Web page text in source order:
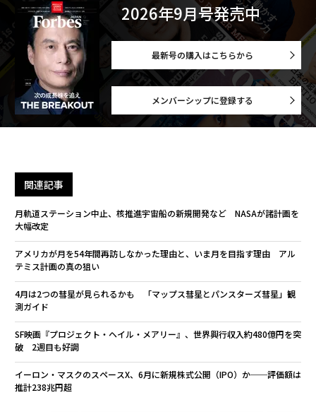
2026年9月号発売中
最新号の購入はこちらから
メンバーシップに登録する
関連記事
月軌道ステーション中止、核推進宇宙船の新規開発など NASAが諸計画を
大幅改定
アメリカが月を54年間再訪しなかった理由と、いま月を目指す理由 アル
テミス計画の真の狙い
4月は2つの彗星が見られるかも 「マップス彗星とパンスターズ彗星」観
測ガイド
SF映画『プロジェクト・ヘイル・メアリー』、世界興行収入約480億円を突
破 2週目も好調
イーロン・マスクのスペースX、6月に新規株式公開（IPO）か──評価額は
推計238兆円超